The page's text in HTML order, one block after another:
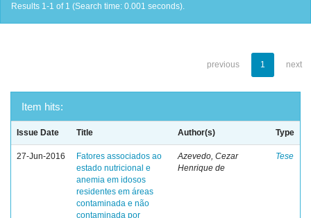
Results 1-1 of 1 (Search time: 0.001 seconds).
previous 1 next
Item hits:
Issue Date Title Author(s) Type
27-Jun-2016
Fatores associados ao
estado nutricional e
anemia em idosos
residentes em áreas
contaminada e não
contaminada por
Azevedo, Cezar
Henrique de
Tese